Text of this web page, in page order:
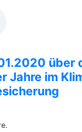
über
Jahre im